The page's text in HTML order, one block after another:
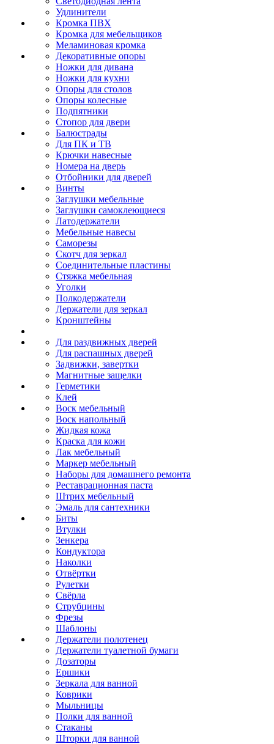
Удлинители
Кромка ПВХ
Кромка для мебельщиков
Меламиновая кромка
Декоративные опоры
Ножки для дивана
Ножки для кухни
Опоры для столов
Опоры колесные
Подпятники
Стопор для двери
Балюстрады
Для ПК и ТВ
Крючки навесные
Номера на дверь
Отбойники для дверей
Винты
Заглушки мебельные
Заглушки самоклеющиеся
Латодержатели
Мебельные навесы
Саморезы
Скотч для зеркал
Соединительные пластины
Стяжка мебельная
Уголки
Полкодержатели
Держатели для зеркал
Кронштейны
Для раздвижных дверей
Для распашных дверей
Задвижки, завертки
Магнитные защелки
Герметики
Клей
Воск мебельный
Воск напольный
Жидкая кожа
Краска для кожи
Лак мебельный
Маркер мебельный
Наборы для домашнего ремонта
Реставрационная паста
Штрих мебельный
Эмаль для сантехники
Биты
Втулки
Зенкера
Кондуктора
Наколки
Отвёртки
Рулетки
Свёрла
Струбцины
Фрезы
Шаблоны
Держатели полотенец
Держатели туалетной бумаги
Дозаторы
Ершики
Зеркала для ванной
Коврики
Мыльницы
Полки для ванной
Стаканы
Шторки для ванной